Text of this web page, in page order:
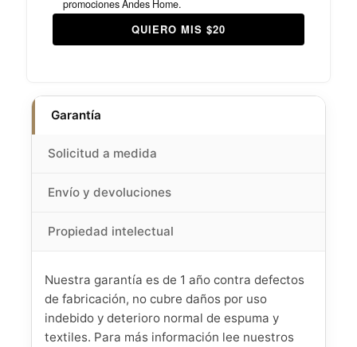
promociones Andes Home.
QUIERO MIS $20
Garantía
Solicitud a medida
Envío y devoluciones
Propiedad intelectual
Nuestra garantía es de 1 año contra defectos
de fabricación, no cubre daños por uso
indebido y deterioro normal de espuma y
textiles. Para más información lee nuestros